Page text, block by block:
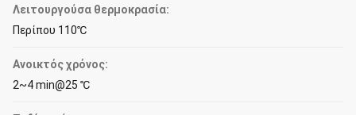
Λειτουργούσα θερμοκρασία:
Περίπου 110℃
Ανοικτός χρόνος:
2~4 min@25 ℃